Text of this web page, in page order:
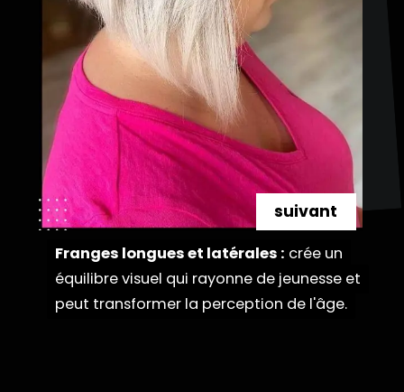
Franges longues et latérales : crée un
équilibre visuel qui rayonne de jeunesse et
peut transformer la perception de l'âge.
Franges longues et latérales : crée un
équilibre visuel qui rayonne de jeunesse et
peut transformer la perception de l'âge.
suivant